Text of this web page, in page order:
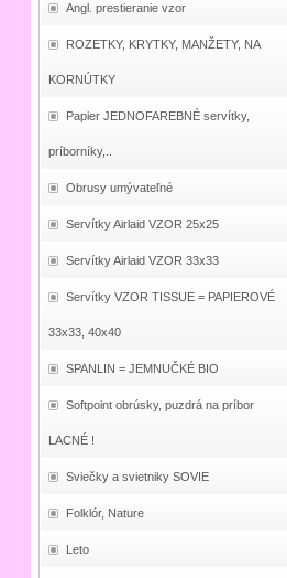
Angl. prestieranie vzor
ROZETKY, KRYTKY, MANŽETY, NA
KORNÚTKY
Papier JEDNOFAREBNÉ servítky,
príborníky,..
Obrusy umývateľné
Servítky Airlaid VZOR 25x25
Servítky Airlaid VZOR 33x33
Servítky VZOR TISSUE = PAPIEROVÉ
33x33, 40x40
SPANLIN = JEMNUČKÉ BIO
Softpoint obrúsky, puzdrá na príbor
LACNÉ !
Sviečky a svietniky SOVIE
Folklór, Nature
Leto